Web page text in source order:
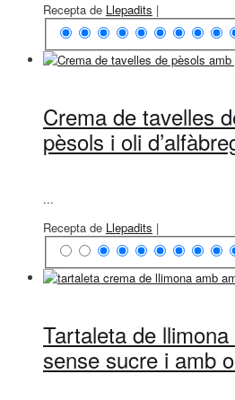
Recepta de Llepadits |
Crema de tavelles
pèsols i oli
...
Recepta de Llepadits |
Tartaleta de
sense sucre i amb